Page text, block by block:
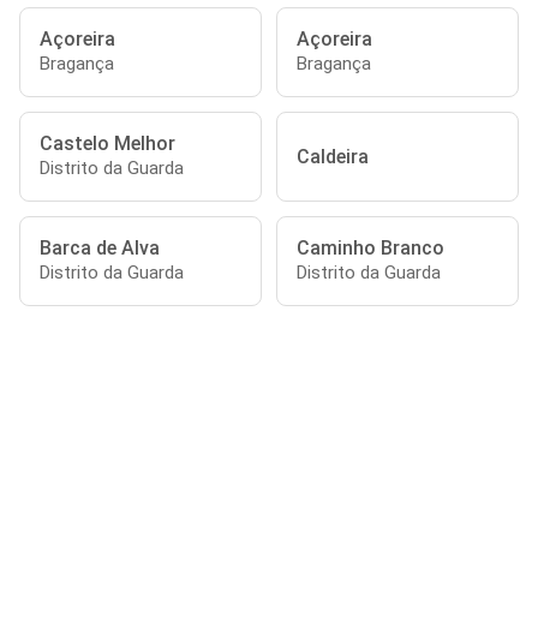
Açoreira
Bragança
Açoreira
Bragança
Castelo Melhor
Distrito da Guarda Caldeira
Barca de Alva
Distrito da Guarda
Caminho Branco
Distrito da Guarda